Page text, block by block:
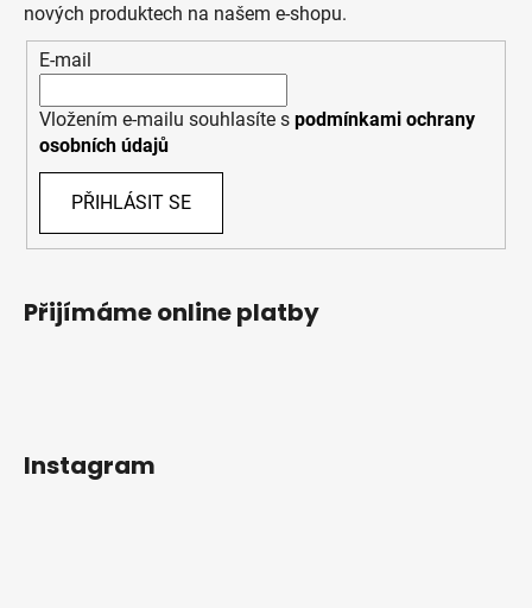
nových produktech na našem e-shopu.
E-mail
Vložením e-mailu souhlasíte s podmínkami ochrany
osobních údajů
PŘIHLÁSIT SE
Přijímáme online platby
Instagram